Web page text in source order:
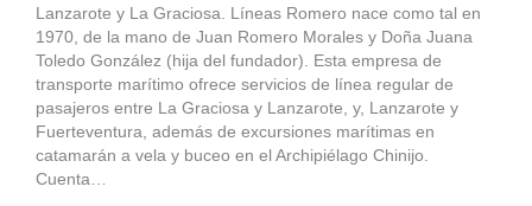
Lanzarote y La Graciosa. Líneas Romero nace como tal en
1970, de la mano de Juan Romero Morales y Doña Juana
Toledo González (hija del fundador). Esta empresa de
transporte marítimo ofrece servicios de línea regular de
pasajeros entre La Graciosa y Lanzarote, y, Lanzarote y
Fuerteventura, además de excursiones marítimas en
catamarán a vela y buceo en el Archipiélago Chinijo.
Cuenta…